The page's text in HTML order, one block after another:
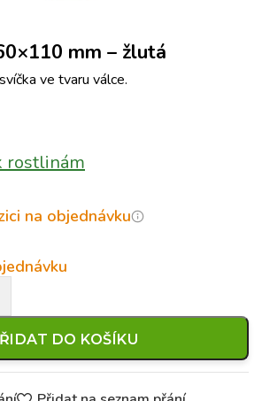
mm – žlutá
ve tvaru válce.
rostlinám
na objednávku
DO KOŠÍKU